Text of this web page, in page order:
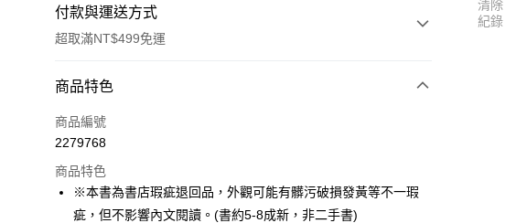
付款與運送方式
超取滿NT$499免運
付款方式
信用卡一次付款
運送方式
商品特色
商品編號
2279768
商品特色
※本書為書店瑕疵退回品，外觀可能有髒污破損發黃等不一瑕
疵，但不影響內文閱讀。(書約5-8成新，非二手書)
清除
紀錄